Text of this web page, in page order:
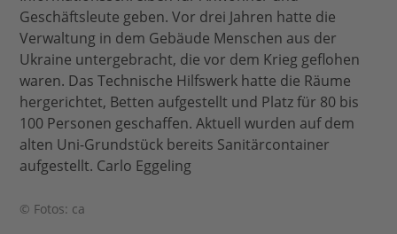
Geschäftsleute geben. Vor drei Jahren hatte die
Verwaltung in dem Gebäude Menschen aus der
Ukraine untergebracht, die vor dem Krieg geflohen
waren. Das Technische Hilfswerk hatte die Räume
hergerichtet, Betten aufgestellt und Platz für 80 bis
100 Personen geschaffen. Aktuell wurden auf dem
alten Uni-Grundstück bereits Sanitärcontainer
aufgestellt. Carlo Eggeling
© Fotos: ca